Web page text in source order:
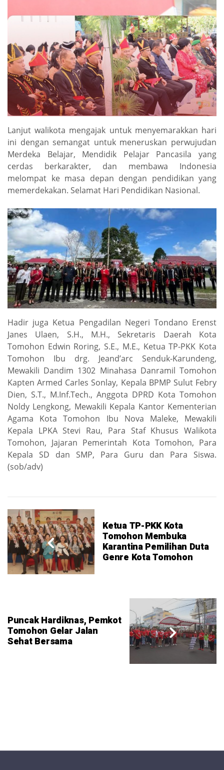
Lanjut walikota mengajak untuk menyemarakkan hari
ini dengan semangat untuk meneruskan perwujudan
Merdeka Belajar, Mendidik Pelajar Pancasila yang
cerdas berkarakter, dan membawa Indonesia
melompat ke masa depan dengan pendidikan yang
memerdekakan. Selamat Hari Pendidikan Nasional.
Hadir juga Ketua Pengadilan Negeri Tondano Erenst
Janes Ulaen, S.H., M.H., Sekretaris Daerah Kota
Tomohon Edwin Roring, S.E., M.E., Ketua TP-PKK Kota
Tomohon Ibu drg. Jeand’arc Senduk-Karundeng,
Mewakili Dandim 1302 Minahasa Danramil Tomohon
Kapten Armed Carles Sonlay, Kepala BPMP Sulut Febry
Dien, S.T., M.Inf.Tech., Anggota DPRD Kota Tomohon
Noldy Lengkong, Mewakili Kepala Kantor Kementerian
Agama Kota Tomohon Ibu Nova Maleke, Mewakili
Kepala LPKA Stevi Rau, Para Staf Khusus Walikota
Tomohon, Jajaran Pemerintah Kota Tomohon, Para
Kepala SD dan SMP, Para Guru dan Para Siswa.
(sob/adv)
Ketua TP-PKK Kota
Tomohon Membuka
Karantina Pemilihan Duta
Genre Kota Tomohon
Puncak Hardiknas, Pemkot
Tomohon Gelar Jalan
Sehat Bersama